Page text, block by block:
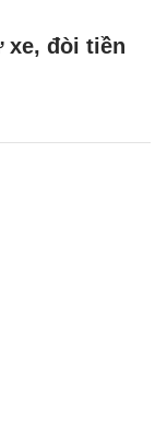
xe, đòi tiền